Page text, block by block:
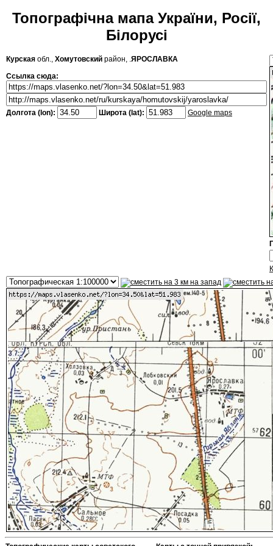
Топографічна мапа України, Росії,
Білорусі
Курская обл., Хомутовский район, .ЯРОСЛАВКА
Ссылка сюда:
Долгота (lon): Широта (lat): Google maps